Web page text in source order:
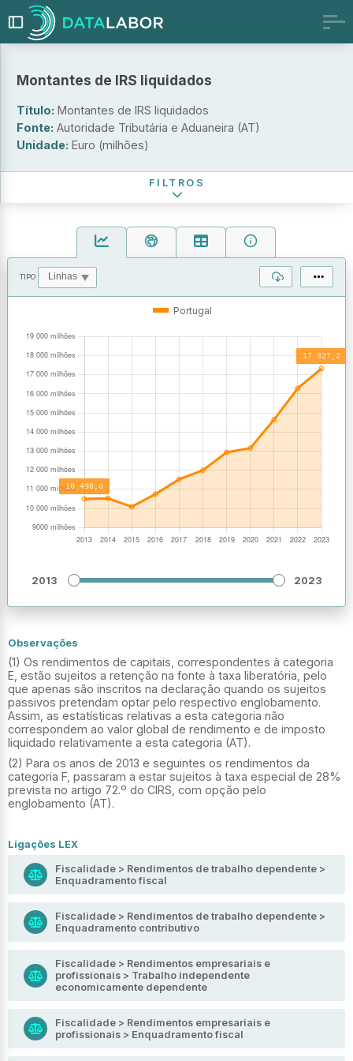
TIPO
Portugal
2013 2023
Observações
(1) Os rendimentos de capitais, correspondentes à categoria
E, estão sujeitos a retenção na fonte à taxa liberatória, pelo
que apenas são inscritos na declaração quando os sujeitos
passivos pretendam optar pelo respectivo englobamento.
Assim, as estatísticas relativas a esta categoria não
correspondem ao valor global de rendimento e de imposto
liquidado relativamente a esta categoria (AT).
(2) Para os anos de 2013 e seguintes os rendimentos da
categoria F, passaram a estar sujeitos à taxa especial de 28%
prevista no artigo 72.º do CIRS, com opção pelo
englobamento (AT).
Ligações LEX
Fiscalidade > Rendimentos de trabalho dependente >
Enquadramento fiscal
Fiscalidade > Rendimentos de trabalho dependente >
Enquadramento contributivo
Fiscalidade > Rendimentos empresariais e
profissionais > Trabalho independente
economicamente dependente
Fiscalidade > Rendimentos empresariais e
profissionais > Enquadramento fiscal
Montantes de IRS liquidados
Título: Montantes de IRS liquidados
Fonte: Autoridade Tributária e Aduaneira (AT)
Unidade: Euro (milhões)
Portugal
Categorias de rendimentos (anexos do modelo 3)
FILTROS